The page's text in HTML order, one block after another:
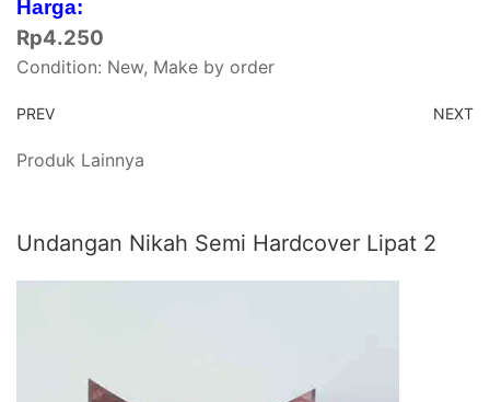
Harga:
Rp4.250
Condition: New, Make by order
PREV NEXT
Produk Lainnya
Undangan Nikah Semi Hardcover Lipat 2